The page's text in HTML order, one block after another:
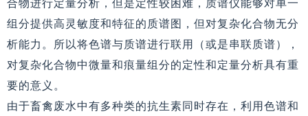
合物进行定量分析，但是定性较困难，质谱仪能够对单一
组分提供高灵敏度和特征的质谱图，但对复杂化合物无分
析能力。所以将色谱与质谱进行联用（或是串联质谱），
对复杂化合物中微量和痕量组分的定性和定量分析具有重
要的意义。
由于畜禽废水中有多种类的抗生素同时存在，利用色谱和